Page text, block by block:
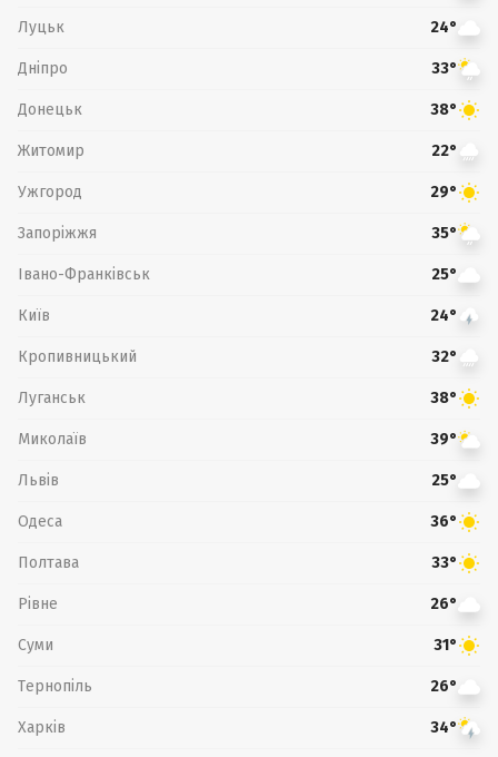
Луцьк 24°
Дніпро 33°
Донецьк 38°
Житомир 22°
Ужгород 29°
Запоріжжя 35°
Івано-Франківськ 25°
Київ 24°
Кропивницький 32°
Луганськ 38°
Миколаїв 39°
Львів 25°
Одеса 36°
Полтава 33°
Рівне 26°
Суми 31°
Тернопіль 26°
Харків 34°